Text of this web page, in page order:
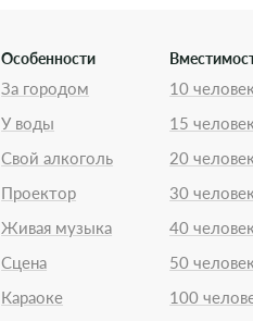
Особенности
За городом
У воды
Свой алкоголь
Проектор
Живая музыка
Сцена
Караоке
10
15
20
30
40
50
100